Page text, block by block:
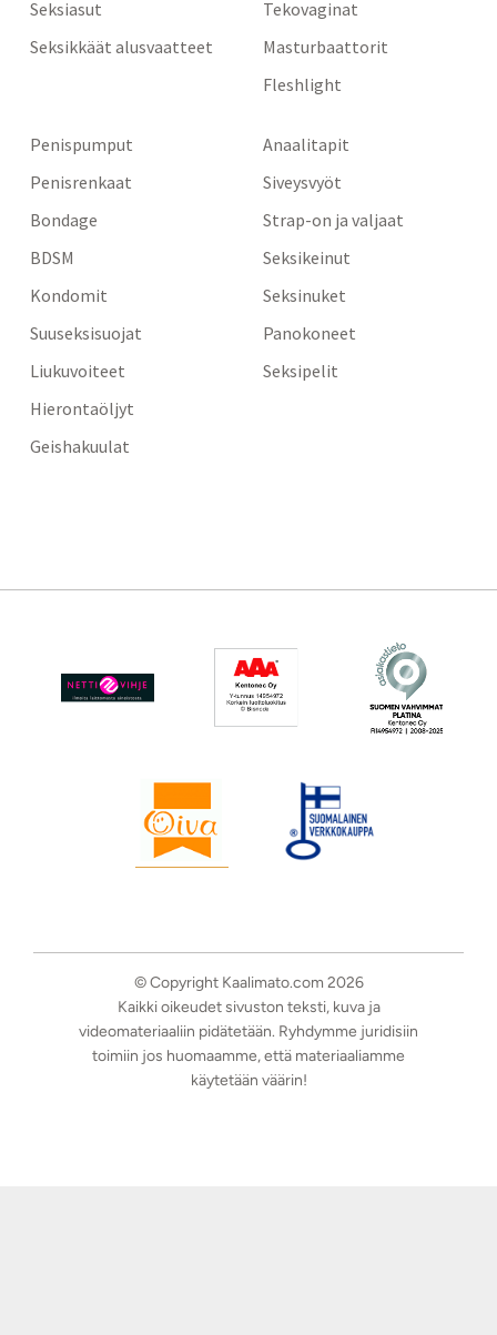
Seksiasut
Seksikkäät alusvaatteet
Tekovaginat
Masturbaattorit
Fleshlight
Penispumput
Penisrenkaat
Bondage
BDSM
Kondomit
Suuseksisuojat
Liukuvoiteet
Hierontaöljyt
Geishakuulat
Anaalitapit
Siveysvyöt
Strap-on ja valjaat
Seksikeinut
Seksinuket
Panokoneet
Seksipelit
© Copyright Kaalimato.com 2026
Kaikki oikeudet sivuston teksti, kuva ja
videomateriaaliin pidätetään. Ryhdymme juridisiin
toimiin jos huomaamme, että materiaaliamme
käytetään väärin!